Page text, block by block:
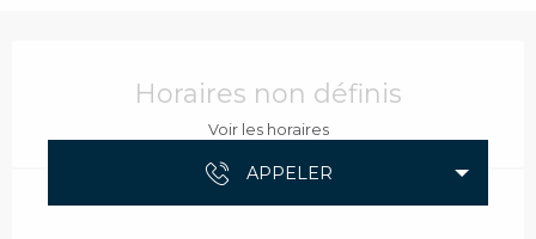
Horaires non définis
Voir les horaires
APPELER